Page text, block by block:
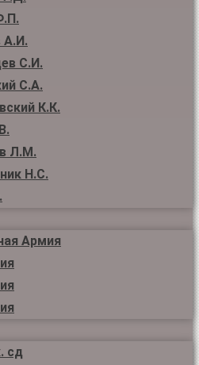
А.И.
С.И.
С.А.
К.К.
Л.М.
Н.С.
Армия
сд